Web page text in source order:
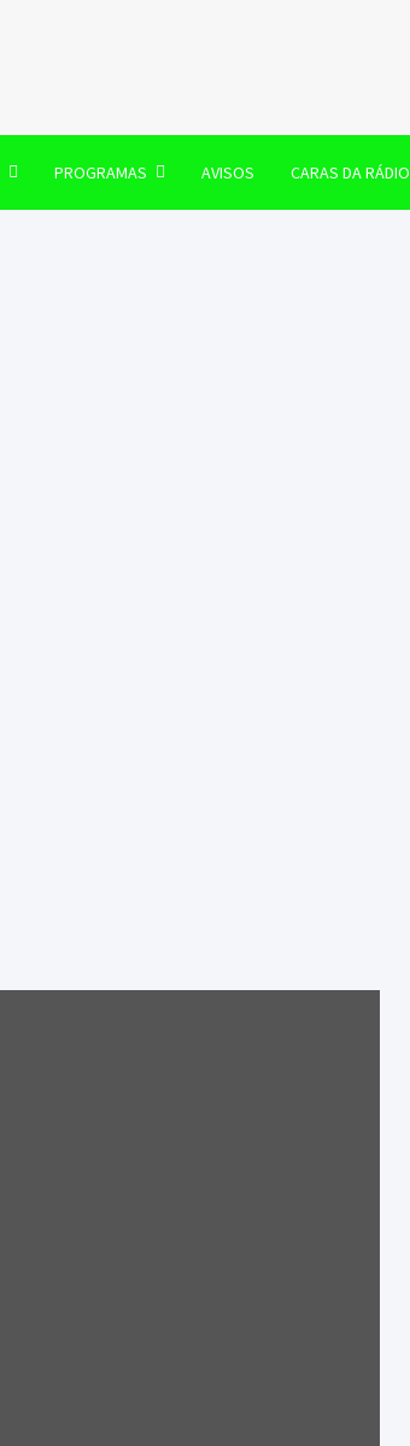
PROGRAMAS AVISOS CARAS DA RÁDIO